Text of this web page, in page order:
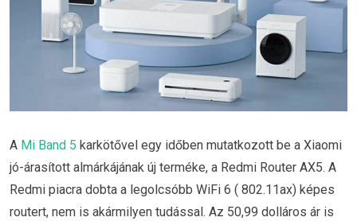
A Mi Band 5 karkötővel egy időben mutatkozott be a Xiaomi
jó-árasított almárkájának új terméke, a Redmi Router AX5. A
Redmi piacra dobta a legolcsóbb WiFi 6 ( 802.11ax) képes
routert, nem is akármilyen tudással. Az 50,99 dolláros ár is